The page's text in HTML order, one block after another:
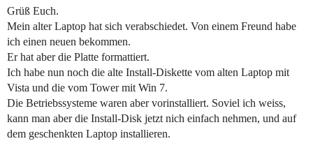
Grüß Euch.
Mein alter Laptop hat sich verabschiedet. Von einem Freund habe
ich einen neuen bekommen.
Er hat aber die Platte formattiert.
Ich habe nun noch die alte Install-Diskette vom alten Laptop mit
Vista und die vom Tower mit Win 7.
Die Betriebssysteme waren aber vorinstalliert. Soviel ich weiss,
kann man aber die Install-Disk jetzt nich einfach nehmen, und auf
dem geschenkten Laptop installieren.